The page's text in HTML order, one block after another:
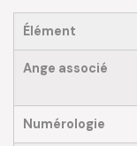
Élément
Ange associé
Numérologie